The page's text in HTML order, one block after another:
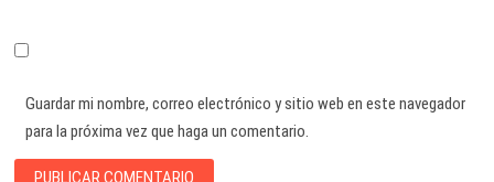
Guardar mi nombre, correo electrónico y sitio web en este navegador
para la próxima vez que haga un comentario.